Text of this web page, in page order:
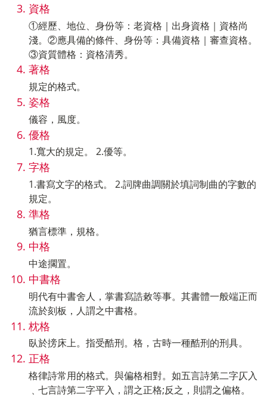
資格
①經歷、地位、身份等：老資格｜出身資格｜資格尚
淺。②應具備的條件、身份等：具備資格｜審查資格。
③資質體格：資格清秀。
著格
規定的格式。
姿格
儀容，風度。
優格
1.寬大的規定。 2.優等。
字格
1.書寫文字的格式。 2.詞牌曲調關於填詞制曲的字數的
規定。
準格
猶言標準，規格。
中格
中途擱置。
中書格
明代有中書舍人，掌書寫誥敕等事。其書體一般端正而
流於刻板，人謂之中書格。
枕格
臥於搒床上。指受酷刑。格，古時一種酷刑的刑具。
正格
格律詩常用的格式。與偏格相對。如五言詩第二字仄入
﹑七言詩第二字平入，謂之正格;反之，則謂之偏格。